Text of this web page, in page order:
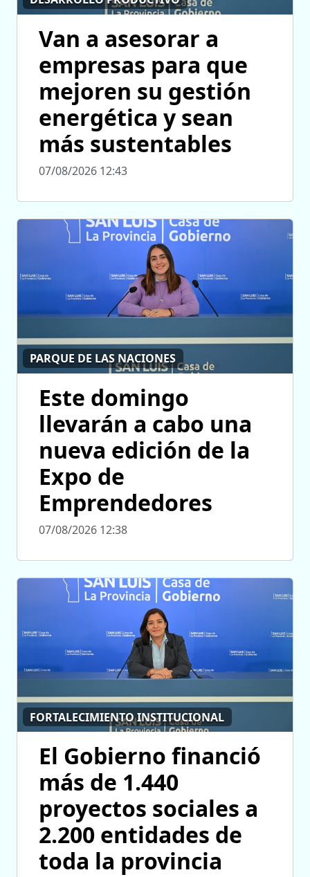
Van a asesorar a
empresas para que
mejoren su gestión
energética y sean
más sustentables
07/08/2026 12:43
PARQUE DE LAS NACIONES
Este domingo
llevarán a cabo una
nueva edición de la
Expo de
Emprendedores
07/08/2026 12:38
FORTALECIMIENTO INSTITUCIONAL
El Gobierno financió
más de 1.440
proyectos sociales a
2.200 entidades de
toda la provincia